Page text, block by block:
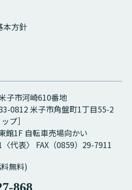
本方針
子市河崎610番地
0812 米子市角盤町1丁目55-2
プ］
館1F 自転車売場向かい
代表〉 FAX（0859）29-7911
無料)